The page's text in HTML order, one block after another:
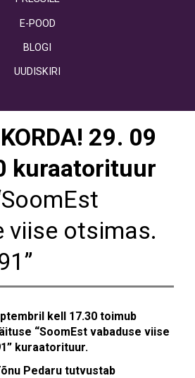
E-POOD
BLOGI
UUDISKIRI
29. 09
kuraatorituur
viise otsimas.
kell 17.30 toimub
“SoomEst vabaduse viise
kuraatorituur.
Pedaru tutvustab